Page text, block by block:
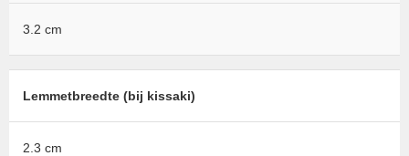
3.2 cm
Lemmetbreedte (bij kissaki)
2.3 cm